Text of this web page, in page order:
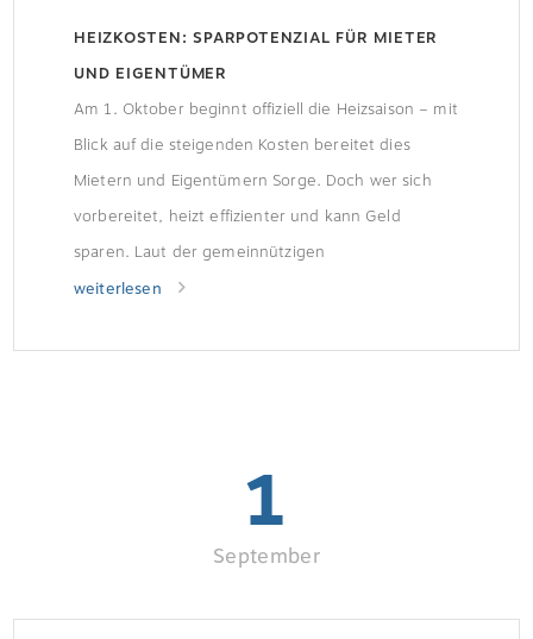
HEIZKOSTEN: SPARPOTENZIAL FÜR MIETER
UND EIGENTÜMER
Am 1. Oktober beginnt offiziell die Heizsaison – mit
Blick auf die steigenden Kosten bereitet dies
Mietern und Eigentümern Sorge. Doch wer sich
vorbereitet, heizt effizienter und kann Geld
sparen. Laut der gemeinnützigen
Beratungsgesellschaft co2online sind bis zu 700
weiterlesen
1
September